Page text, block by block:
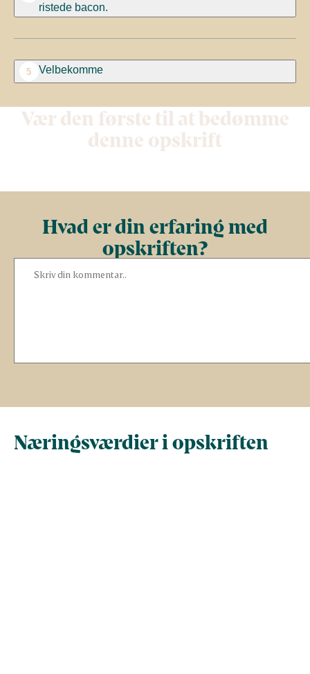
ristede bacon.
5 Velbekomme
Vær den første til at bedømme
denne opskrift
Hvad er din erfaring med
opskriften?
Næringsværdier i opskriften